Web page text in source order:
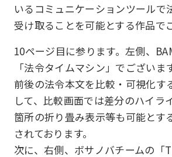
いるコミュニケーションツールで
受け取ることを可能とする作品で
10ページ目に参ります。左側、
「法令タイムマシン」でございま
前後の法令本文を比較・可視化す
して、比較画面では差分のハイラ
箇所の折り畳み表示等も可能とす
されております。
次に、右側、ボサノバチームの「